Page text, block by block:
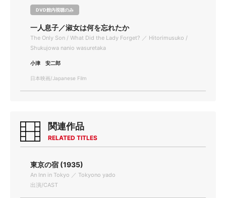
DVD館内視聴のみ
一人息子／淑女は何を忘れたか
The Only Son / What Did the Lady Forget? ／ Hitorimusuko /
Shukujowa nanio wasuretaka
小津 安二郎
日本映画/Japanese Film
関連作品
RELATED TITLES
東京の宿 (1935)
An Inn in Tokyo ／ Tokyono yado
出演/CAST